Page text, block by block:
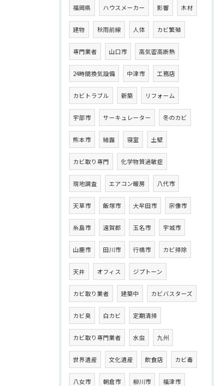
福岡県 ハウスメーカー 影響 木材
建物 秋雨前線 人体 カビ繁殖
専門業者 山口市 高気密高断熱
24時間換気設備 中津市 工務店
カビトラブル 新築 リフォーム
宇部市 サーキュレーター 冬のカビ
熊本市 結露 寝室 土壁
カビ取り専門 化学物質過敏症
現地調査 エアコン暖房 八代市
天草市 飯塚市 大牟田市 宗像市
糸島市 遠賀郡 玉名市 宇城市
山鹿市 田川市 行橋市 カビ掃除
天井 オフィス ジプトーン
カビ取り業者 建築中 カビバスターズ
カビ臭 白カビ 定期清掃
カビ取り専門業者 水虫 九州
世界遺産 文化遺産 飲食店 カビ毒
八女市 朝倉市 柳川市 福津市